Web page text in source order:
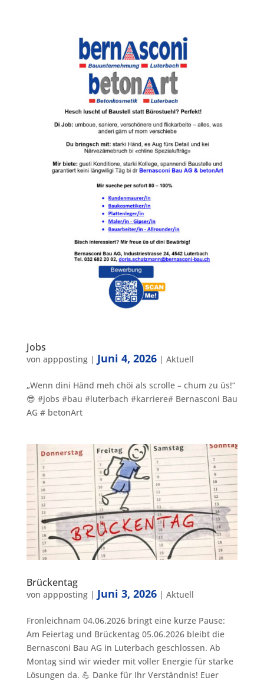
Jobs
von appposting| Juni 4, 2026| Aktuell
„Wenn dini Händ meh chöi als scrolle – chum zu üs!“
😎 #jobs #bau #luterbach #karriere# Bernasconi Bau
AG # betonArt
Brückentag
von appposting| Juni 3, 2026| Aktuell
Fronleichnam 04.06.2026 bringt eine kurze Pause:
Am Feiertag und Brückentag 05.06.2026 bleibt die
Bernasconi Bau AG in Luterbach geschlossen. Ab
Montag sind wir wieder mit voller Energie für starke
Lösungen da. 💪 Danke für Ihr Verständnis! Euer